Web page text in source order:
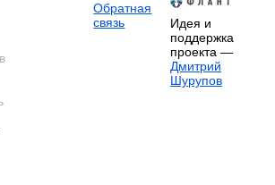
Обратная
связь
Идея и
поддержка
проекта —
Дмитрий
Шурупов